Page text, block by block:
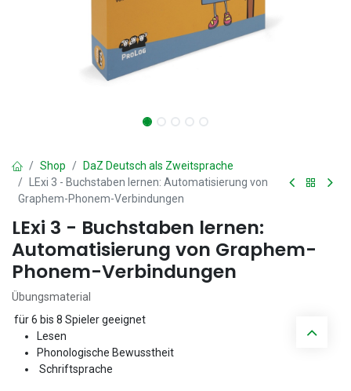
Shop
DaZ Deutsch als Zweitsprache
LExi 3 - Buchstaben lernen: Automatisierung von
Graphem-Phonem-Verbindungen
LExi 3 - Buchstaben lernen:
Automatisierung von Graphem-
Phonem-Verbindungen
Übungsmaterial
für 6 bis 8 Spieler geeignet
Lesen
Phonologische Bewusstheit
Schriftsprache